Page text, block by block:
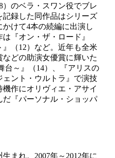
のベラ・スワン役でブレ
録した同作品はシリーズ
かけて4本の続編に出演し
『オン・ザ・ロード』
』（12）など。近年も全米
どの助演女優賞に輝いた
台～』（14）、『アリスの
ェント・ウルトラ』で演技
作にオリヴィエ・アサイ
『パーソナル・ショッパ
まれ。2007年～2012年に